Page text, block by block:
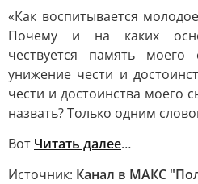
«Как воспитывается
Почему и на каких
чествуется память
унижение чести и
чести и достоинства моего
назвать? Только одним
Вот Читать далее…
Источник: Канал в МАКС